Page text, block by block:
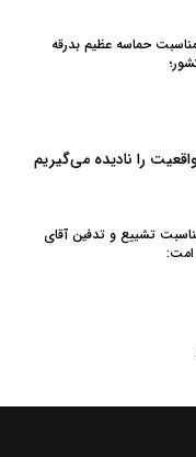
حماسه عظیم بدرقه
را نادیده می‌گیریم
تشییع و تدفین آقای
امت: